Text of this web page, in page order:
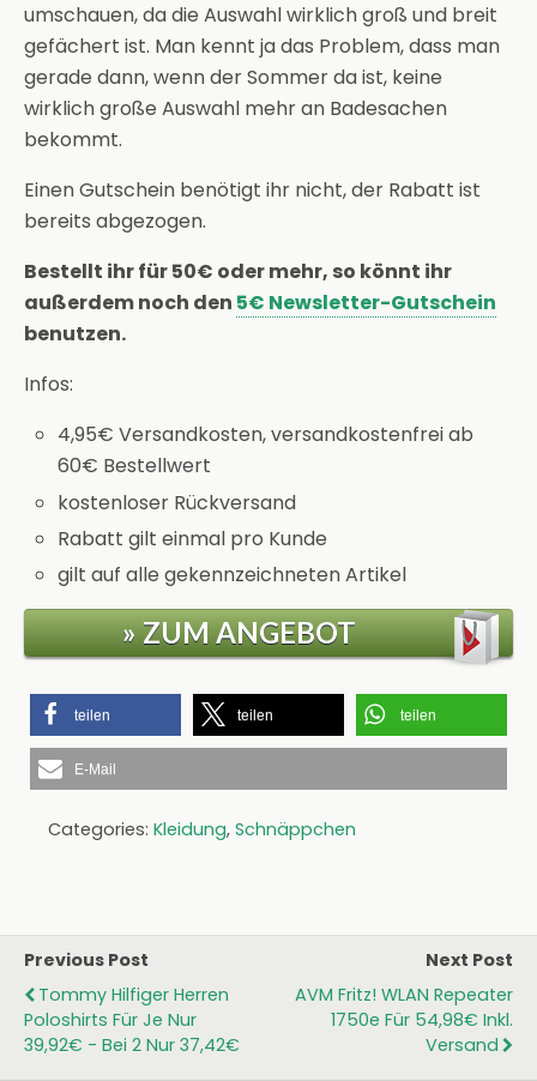
umschauen, da die Auswahl wirklich groß und breit
gefächert ist. Man kennt ja das Problem, dass man
gerade dann, wenn der Sommer da ist, keine
wirklich große Auswahl mehr an Badesachen
bekommt.
Einen Gutschein benötigt ihr nicht, der Rabatt ist
bereits abgezogen.
Bestellt ihr für 50€ oder mehr, so könnt ihr
außerdem noch den 5€ Newsletter-Gutschein
benutzen.
Infos:
4,95€ Versandkosten, versandkostenfrei ab
60€ Bestellwert
kostenloser Rückversand
Rabatt gilt einmal pro Kunde
gilt auf alle gekennzeichneten Artikel
» ZUM ANGEBOT
teilen teilen teilen
E-Mail
Categories: Kleidung, Schnäppchen
Previous Post
Tommy Hilfiger Herren
Poloshirts Für Je Nur
39,92€ - Bei 2 Nur 37,42€
Next Post
AVM Fritz! WLAN Repeater
1750e Für 54,98€ Inkl.
Versand